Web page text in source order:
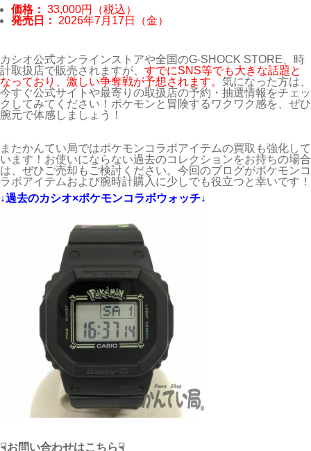
価格： 33,000円（税込）
発売日：
2026年7月17日（金）
カシオ公式オンラインストアや全国のG-SHOCK STORE、時
計取扱店で販売されますが、 すでにSNS等でも大きな話題と
なっており、激しい争奪戦が予想されます。 気になった方は、
今すぐ公式サイトや最寄りの取扱店の予約・抽選情報をチェッ
クしてみてください！ポケモンと冒険するワクワク感を、ぜひ
腕元で体感しましょう！
またかんてい局ではポケモンコラボアイテムの買取も強化して
います！お使いにならない過去のコレクションをお持ちの場合
は、ぜひご売却もご検討ください。今回のブログがポケモンコ
ラボアイテムおよび腕時計購入に少しでも役立つと幸いです！
↓過去のカシオ×ポケモンコラボウォッチ↓
☟お問い合わせはこちら☟